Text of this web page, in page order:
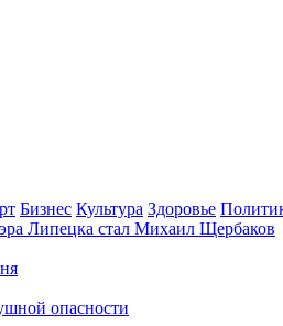
Бизнес Культура Здоровье
Липецка стал Михаил Щербаков
опасности